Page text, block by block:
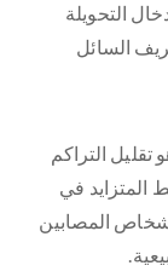
التحويلة
السائل
التراكم
المتزايد في
المصابين